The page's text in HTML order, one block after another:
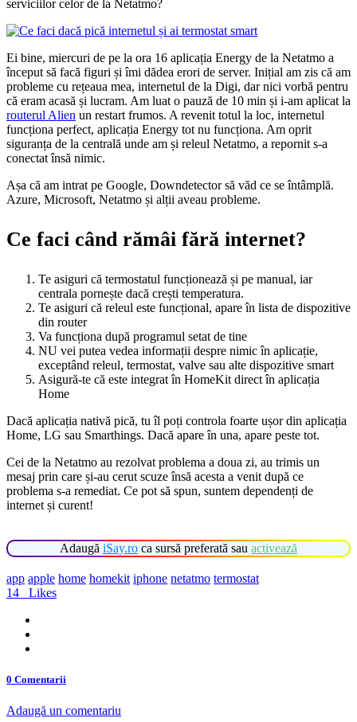
serviciilor celor de la Netatmo?
Ei bine, miercuri de pe la ora 16 aplicația Energy de la Netatmo a
început să facă figuri și îmi dădea erori de server. Inițial am zis că am
probleme cu rețeaua mea, internetul de la Digi, dar nici vorbă pentru
că eram acasă și lucram. Am luat o pauză de 10 min și i-am aplicat la
routerul Alien un restart frumos. A revenit totul la loc, internetul
funcționa perfect, aplicația Energy tot nu funcționa. Am oprit
siguranța de la centrală unde am și releul Netatmo, a repornit s-a
conectat însă nimic.
Așa că am intrat pe Google, Downdetector să văd ce se întâmplă.
Azure, Microsoft, Netatmo și alții aveau probleme.
Ce faci când rămâi fără internet?
Te asiguri că termostatul funcționează și pe manual, iar
centrala pornește dacă crești temperatura.
Te asiguri că releul este funcțional, apare în lista de dispozitive
din router
Va funcționa după programul setat de tine
NU vei putea vedea informații despre nimic în aplicație,
exceptând releul, termostat, valve sau alte dispozitive smart
Asigură-te că este integrat în HomeKit direct în aplicația
Home
Dacă aplicația nativă pică, tu îl poți controla foarte ușor din aplicația
Home, LG sau Smarthings. Dacă apare în una, apare peste tot.
Cei de la Netatmo au rezolvat problema a doua zi, au trimis un
mesaj prin care și-au cerut scuze însă acesta a venit după ce
problema s-a remediat. Ce pot să spun, suntem dependenți de
internet și curent!
Adaugă iSay.ro ca sursă preferată sau activează
app apple home homekit iphone netatmo termostat
14
Likes
0 Comentarii
Adaugă un comentariu